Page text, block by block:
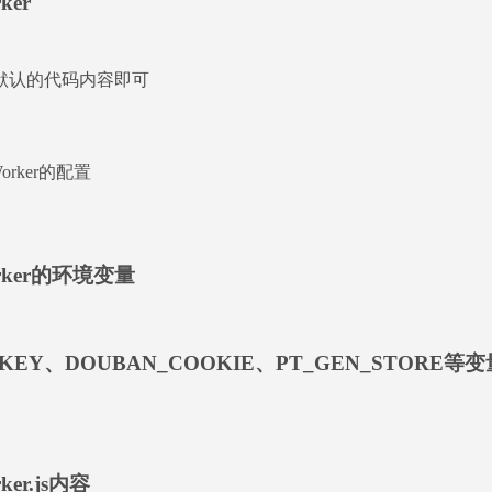
认的代码内容即可
的配置
的环境变量
、DOUBAN_COOKIE、PT_GEN_STORE等变
内容